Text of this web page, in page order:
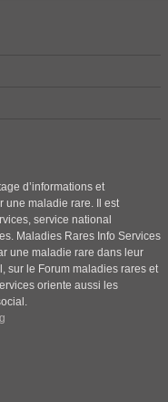
d’informations et
une maladie rare. Il est
service national
Maladies Rares Info Services
une maladie rare dans leur
sur le Forum maladies rares et
oriente aussi les